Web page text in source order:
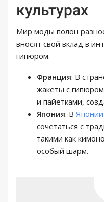
культурах
Мир моды полон
вносят свой вклад в
гипюром.
Франция: В
жакеты с
и пайетками,
Япония: В Японии
сочетаться с
такими как
особый шарм.